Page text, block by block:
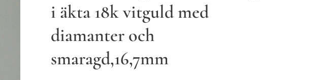
i äkta 18k vitguld med
diamanter och
smaragd,16,7mm